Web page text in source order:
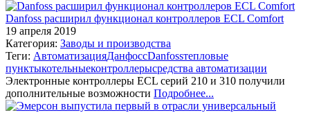
Danfoss расширил функционал контроллеров ECL Comfort
19 апреля 2019
Категория: Заводы и производства
Теги: АвтоматизацияДанфоссDanfossтепловые
пунктыкотельныеконтроллерысредства автоматизации
Электронные контроллеры ECL серий 210 и 310 получили
дополнительные возможности Подробнее...